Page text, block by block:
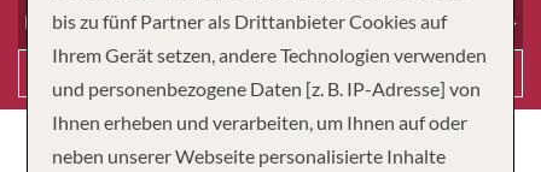
Reiseart
bis zu fünf Partner als Drittanbieter Cookies auf
Ihrem Gerät setzen, andere Technologien verwenden
und personenbezogene Daten [z. B. IP-Adresse] von
Ihnen erheben und verarbeiten, um Ihnen auf oder
neben unserer Webseite personalisierte Inhalte